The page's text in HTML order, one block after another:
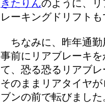
きたりんのように、
レーキングドリフト
ちなみに、昨年通勤
事前にリアブレーキ
て、恐る恐るリアブ
そのままリアタイヤ
ブンの前で転びまし